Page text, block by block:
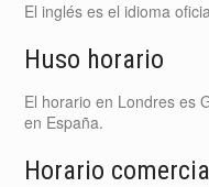
El inglés es el idioma
Huso horario
El horario en Londres es
en España.
Horario